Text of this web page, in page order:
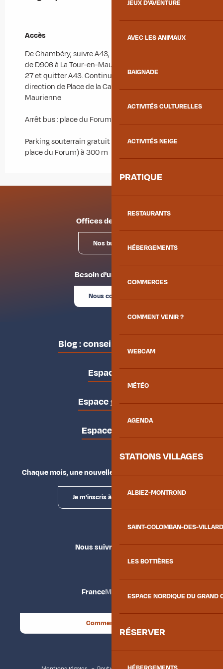
JEUX D'AVENTURE
AVEC LES ANIMAUX
BAIGNADE
ACTIVITÉS CULTURELLES
ACTIVITÉS NEIGE
PRATIQUE
RESTAURANTS
HÉBERGEMENTS
COMMERCES
COMMENT VENIR ?
WEBCAM
MÉTÉO
AGENDA
STATIONS VILLAGES
ALBIEZ-MONTROND
SAINT-COLOMBAN-DES-
LES BOTTIÈRES
ESPACE NORDIQUE DU GRAND
RÉSERVER
Accès
Accès
De Chambéry, suivre A43, E70 et A43 en direction
de D906 à La Tour-en-Maurienne. Prendre la sortie
27 et quitter A43. Continuer sur D906. Rouler en
direction de Place de la Cathédrale à Saint-Jean-de-
Maurienne
Arrêt bus : place du Forum
Parking souterrain gratuit Saint-Antoine (sous la
place du Forum) à 300 m
Offices de tourisme
Nos bureaux
Besoin d'un conseil ?
Nous contacter
Blog : conseils des locaux
Espace pro
Espace groupes
Espace presse
Chaque mois, une nouvelle façon d'explorer la vallée.
Je m'inscris à la newsletter
Nous suivre
FranceMaurienne
Comment venir ?